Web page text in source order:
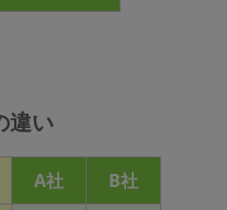
違い
A社
B社